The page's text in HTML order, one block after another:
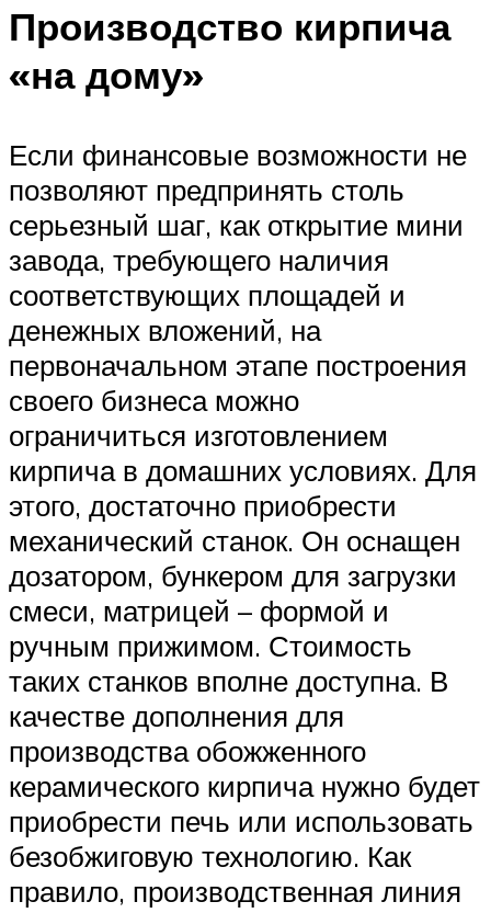
Производство кирпича
«на дому»
Если финансовые возможности не
позволяют предпринять столь
серьезный шаг, как открытие мини
завода, требующего наличия
соответствующих площадей и
денежных вложений, на
первоначальном этапе построения
своего бизнеса можно
ограничиться изготовлением
кирпича в домашних условиях. Для
этого, достаточно приобрести
механический станок. Он оснащен
дозатором, бункером для загрузки
смеси, матрицей – формой и
ручным прижимом. Стоимость
таких станков вполне доступна. В
качестве дополнения для
производства обожженного
керамического кирпича нужно будет
приобрести печь или использовать
безобжиговую технологию. Как
правило, производственная линия